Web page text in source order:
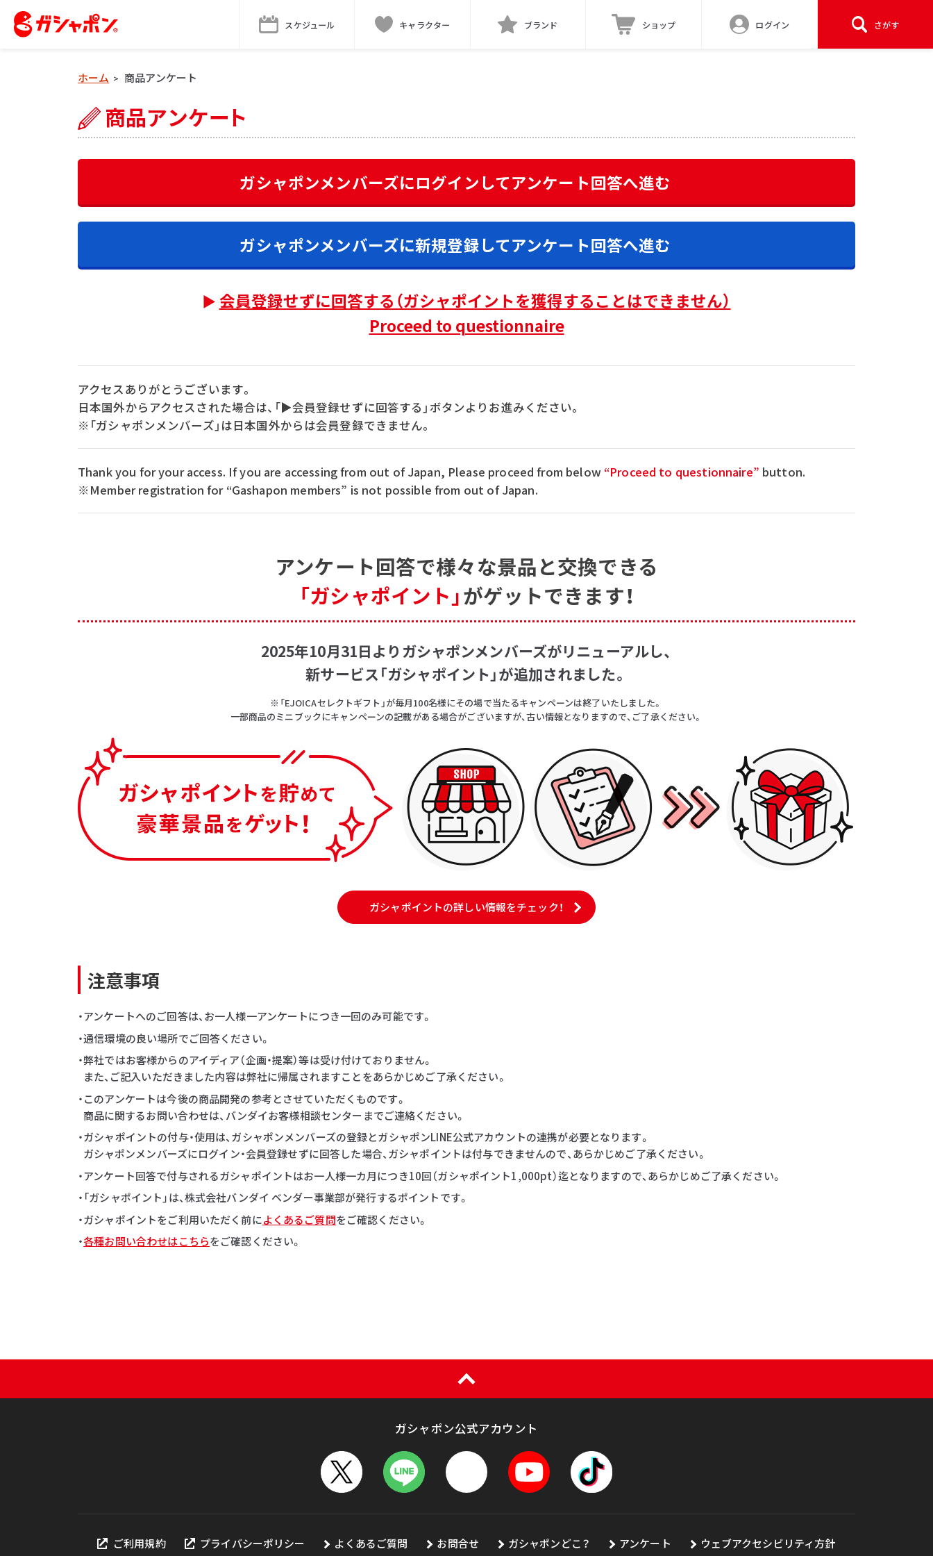
スケジュール キャラクター ブランド ショップ ログイン さがす
ホーム > 商品アンケート
ガシャポンメンバーズにログインしてアンケート回答へ進む
ガシャポンメンバーズに新規登録してアンケート回答へ進む
会員登録せずに回答する（ガシャポイントを獲得することはできません）
Proceed to questionnaire
アクセスありがとうございます。
日本国外からアクセスされた場合は、「▶会員登録せずに回答する」ボタンよりお進みください。
※「ガシャポンメンバーズ」は日本国外からは会員登録できません。
Thank you for your access. If you are accessing from out of Japan, Please proceed from below “Proceed to questionnaire” button.
※Member registration for “Gashapon members” is not possible from out of Japan.
アンケート回答で様々な景品と交換できる
「ガシャポイント」がゲットできます！
2025年10月31日よりガシャポンメンバーズがリニューアルし、
新サービス「ガシャポイント」が追加されました。
※「EJOICAセレクトギフト」が毎月100名様にその場で当たるキャンペーンは終了いたしました。
一部商品のミニブックにキャンペーンの記載がある場合がございますが、古い情報となりますので、ご了承ください。
ガシャポイントの詳しい情報をチェック！
注意事項
・アンケートへのご回答は、お一人様一アンケートにつき一回のみ可能です。
・通信環境の良い場所でご回答ください。
・弊社ではお客様からのアイディア（企画・提案）等は受け付けておりません。
また、ご記入いただきました内容は弊社に帰属されますことをあらかじめご了承ください。
・このアンケートは今後の商品開発の参考とさせていただくものです。
商品に関するお問い合わせは、バンダイお客様相談センターまでご連絡ください。
・ガシャポイントの付与・使用は、ガシャポンメンバーズの登録とガシャポンLINE公式アカウントの連携が必要となります。
ガシャポンメンバーズにログイン・会員登録せずに回答した場合、ガシャポイントは付与できませんので、あらかじめご了承ください。
・アンケート回答で付与されるガシャポイントはお一人様一カ月につき10回（ガシャポイント1,000pt）迄となりますので、あらかじめご了承ください。
・「ガシャポイント」は、株式会社バンダイ ベンダー事業部が発行するポイントです。
・ガシャポイントをご利用いただく前によくあるご質問をご確認ください。
・各種お問い合わせはこちらをご確認ください。
ガシャポン公式アカウント
ご利用規約 プライバシーポリシー よくあるご質問 お問合せ ガシャポンどこ？ アンケート ウェブアクセシビリティ方針